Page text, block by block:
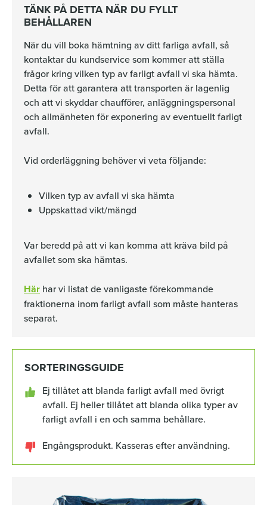
TÄNK PÅ DETTA NÄR DU FYLLT
BEHÅLLAREN
När du vill boka hämtning av ditt farliga avfall, så
kontaktar du kundservice som kommer att ställa
frågor kring vilken typ av farligt avfall vi ska hämta.
Detta för att garantera att transporten är lagenlig
och att vi skyddar chaufförer, anläggningspersonal
och allmänheten för exponering av eventuellt farligt
avfall.
Vid orderläggning behöver vi veta följande:
Vilken typ av avfall vi ska hämta
Uppskattad vikt/mängd
Var beredd på att vi kan komma att kräva bild på
avfallet som ska hämtas.
Här har vi listat de vanligaste förekommande
fraktionerna inom farligt avfall som måste hanteras
separat.
SORTERINGSGUIDE
Ej tillåtet att blanda farligt avfall med övrigt
avfall. Ej heller tillåtet att blanda olika typer av
farligt avfall i en och samma behållare.
Engångsprodukt. Kasseras efter användning.